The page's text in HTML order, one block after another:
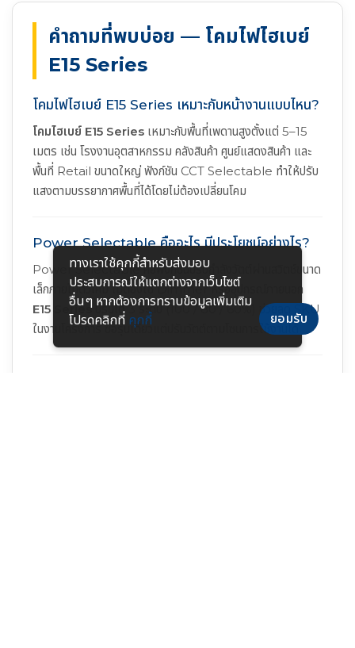
คำถามที่พบบ่อย — โคมไฟไฮเบย์
E15 Series
โคมไฟไฮเบย์ E15 Series เหมาะกับหน้างานแบบไหน?
โคมไฮเบย์ E15 Series เหมาะกับพื้นที่เพดานสูงตั้งแต่ 5–15
เมตร เช่น โรงงานอุตสาหกรรม คลังสินค้า ศูนย์แสดงสินค้า และ
พื้นที่ Retail ขนาดใหญ่ ฟังก์ชัน CCT Selectable ทำให้ปรับ
แสงตามบรรยากาศพื้นที่ได้โดยไม่ต้องเปลี่ยนโคม
Power Selectable คืออะไร มีประโยชน์อย่างไร?
Power Selectable คือฟังก์ชันปรับกำลังวัตต์ผ่านสวิตช์ขนาด
เล็กภายในตัวโคม ไม่ต้องใช้ Dimmer หรืออุปกรณ์ภายนอก
E15 Series ปรับได้ 3 ระดับ (100 / 80 / 60%) ช่วยลด SKU
ในงานโครงการ ซื้อรุ่นเดียวแต่ปรับวัตต์ตามโซนการใช้งานได้
ทางเราใช้คุกกี้สําหรับส่งมอบ
ประสบการณ์ให้แตกต่างจากเว็บไซต์
อื่นๆ หากต้องการทราบข้อมูลเพิ่มเติม
โปรดคลิกที่ คุกกี้ ยอมรับ